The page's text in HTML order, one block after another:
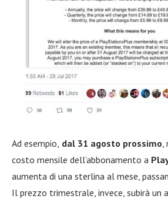
Ad esempio, dal 31 agosto prossimo
costo mensile dell’abbonamento a
aumenta di una sterlina al mese,
Il prezzo trimestrale, invece, subirà un